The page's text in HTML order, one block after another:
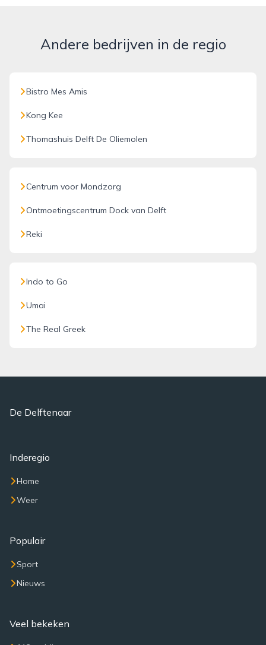
Andere bedrijven in de regio
Bistro Mes Amis
Kong Kee
Thomashuis Delft De Oliemolen
Centrum voor Mondzorg
Ontmoetingscentrum Dock van Delft
Reki
Indo to Go
Umai
The Real Greek
De Delftenaar
Inderegio
Home
Weer
Populair
Sport
Nieuws
Veel bekeken